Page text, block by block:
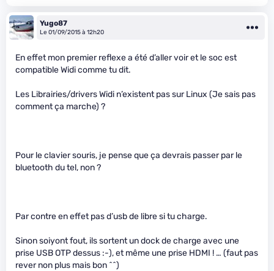
Yugo87
Le 01/09/2015 à 12h20
En effet mon premier reflexe a été d’aller voir et le soc est
compatible Widi comme tu dit.
Les Librairies/drivers Widi n’existent pas sur Linux (Je sais pas
comment ça marche) ?
Pour le clavier souris, je pense que ça devrais passer par le
bluetooth du tel, non ?
Par contre en effet pas d’usb de libre si tu charge.
Sinon soiyont fout, ils sortent un dock de charge avec une
prise USB OTP dessus :-), et même une prise HDMI ! … (faut pas
rever non plus mais bon ^^)